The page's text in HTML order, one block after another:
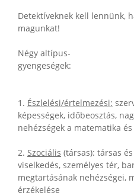
Detektíveknek kell lennünk,
magunkat!
Négy altípus-
gyengeségek:
1. Észlelési/értelmezési:
képességek, időbeosztás,
nehézségek a matematika
2. Szociális (társas): társas
viselkedés, személyes tér,
megtartásának nehézségei,
érzékelése